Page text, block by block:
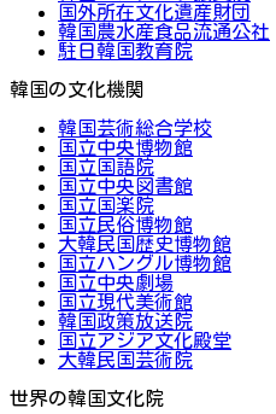
国外所在文化遺産財団
韓国農水産食品流通公社
駐日韓国教育院
韓国の文化機関
韓国芸術総合学校
国立中央博物館
国立国語院
国立中央図書館
国立国楽院
国立民俗博物館
大韓民国歴史博物館
国立ハングル博物館
国立中央劇場
国立現代美術館
韓国政策放送院
国立アジア文化殿堂
大韓民国芸術院
世界の韓国文化院